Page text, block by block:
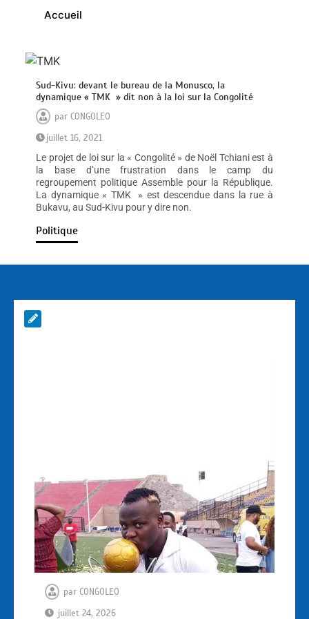
Accueil
Sud-Kivu: devant le bureau de la Monusco, la
dynamique « TMK » dit non à la loi sur la Congolité
parCONGOLEO
juillet 16, 2021
Le projet de loi sur la « Congolité » de Noël Tchiani est à
la base d’une frustration dans le camp du
regroupement politique Assemble pour la République.
La dynamique « TMK » est descendue dans la rue à
Bukavu, au Sud-Kivu pour y dire non.
Politique
par CONGOLEO
juillet 24, 2026